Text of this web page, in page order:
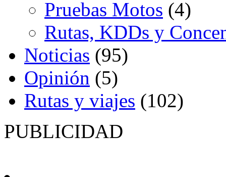
Pruebas Motos (4)
Rutas, KDDs y
Noticias (95)
Opinión (5)
Rutas y viajes (102)
PUBLICIDAD